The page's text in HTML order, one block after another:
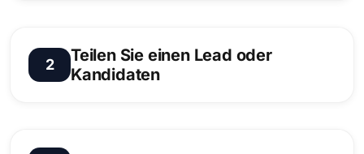
offizielle Vereinbarung und stimmen die Berichts-
und Zahlungsbedingungen ab.
2
Teilen Sie einen Lead oder
Kandidaten